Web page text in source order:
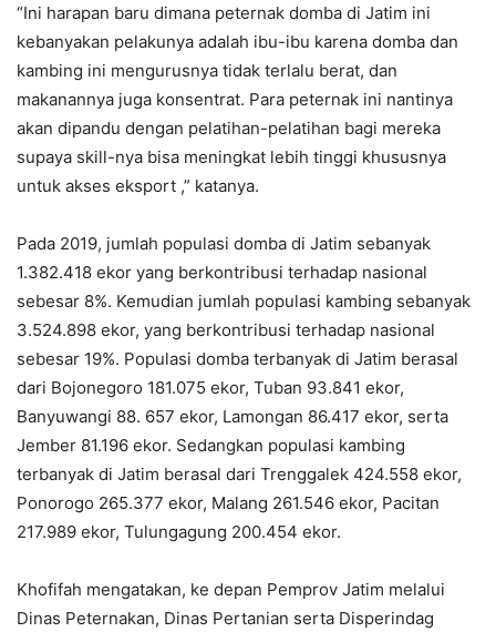
“Ini harapan baru dimana peternak domba di Jatim ini
kebanyakan pelakunya adalah ibu-ibu karena domba dan
kambing ini mengurusnya tidak terlalu berat, dan
makanannya juga konsentrat. Para peternak ini nantinya
akan dipandu dengan pelatihan-pelatihan bagi mereka
supaya skill-nya bisa meningkat lebih tinggi khususnya
untuk akses eksport ,” katanya.
Pada 2019, jumlah populasi domba di Jatim sebanyak
1.382.418 ekor yang berkontribusi terhadap nasional
sebesar 8%. Kemudian jumlah populasi kambing sebanyak
3.524.898 ekor, yang berkontribusi terhadap nasional
sebesar 19%. Populasi domba terbanyak di Jatim berasal
dari Bojonegoro 181.075 ekor, Tuban 93.841 ekor,
Banyuwangi 88. 657 ekor, Lamongan 86.417 ekor, serta
Jember 81.196 ekor. Sedangkan populasi kambing
terbanyak di Jatim berasal dari Trenggalek 424.558 ekor,
Ponorogo 265.377 ekor, Malang 261.546 ekor, Pacitan
217.989 ekor, Tulungagung 200.454 ekor.
Khofifah mengatakan, ke depan Pemprov Jatim melalui
Dinas Peternakan, Dinas Pertanian serta Disperindag